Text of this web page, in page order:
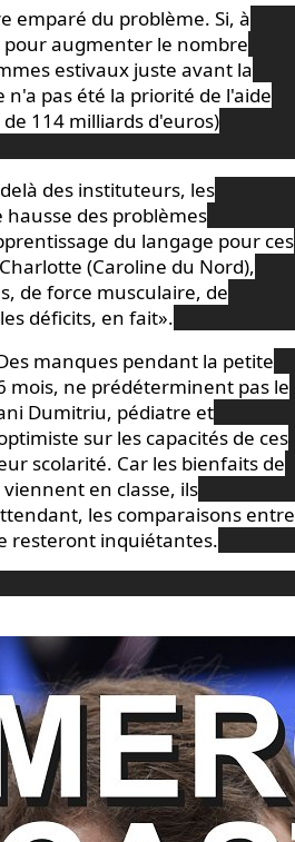
emparé du problème. Si, à
pour augmenter le nombre
estivaux juste avant la
n'a pas été la priorité de l'aide
114 milliards d'euros)
des instituteurs, les
des problèmes
du langage pour ces
(Caroline du Nord),
de force musculaire, de
déficits, en fait».
manques pendant la petite
mois, ne prédéterminent pas le
Dumitriu, pédiatre et
sur les capacités de ces
scolarité. Car les bienfaits de
en classe, ils
les comparaisons entre
resteront inquiétantes.